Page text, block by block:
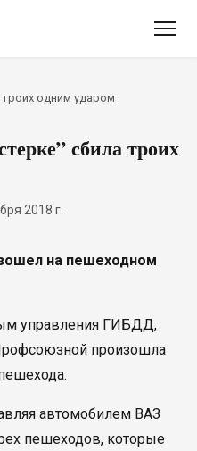
троих одним ударом
сбила троих
2018 г.
на пешеходном
управления ГИБДД,
произошла
автомобилем ВАЗ
пешеходов, которые